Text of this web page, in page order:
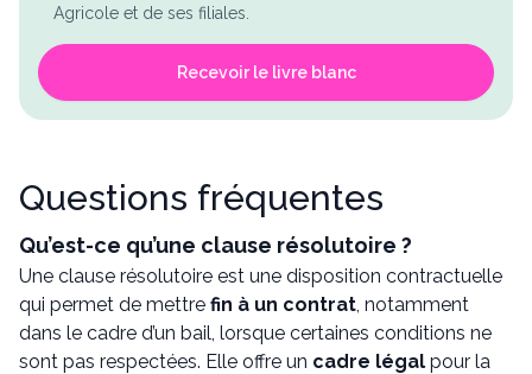
Agricole et de ses filiales.
Recevoir le livre blanc
Questions fréquentes
Qu’est-ce qu’une clause résolutoire ?
Une clause résolutoire est une disposition contractuelle
qui permet de mettre fin à un contrat , notamment
dans le cadre d’un bail, lorsque certaines conditions ne
sont pas respectées. Elle offre un cadre légal pour la